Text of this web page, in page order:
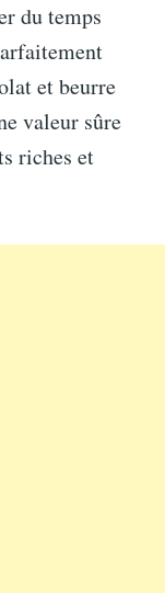
du temps
et beurre
valeur sûre
riches et